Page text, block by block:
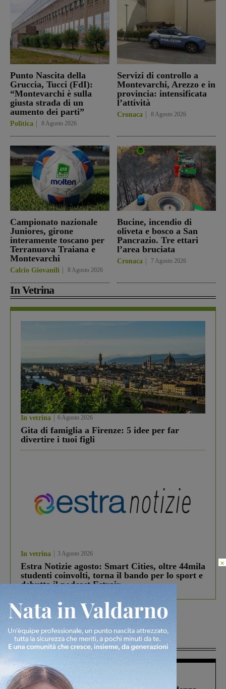
Punto Nascita della
Gruccia, Tucci (FdI):
“Montevarchi è sulla
giusta strada di un
aumento dei parti”
Politica 8 Agosto 2026
Servizi di controllo a
Montevarchi, Arezzo e in
provincia: intensificata
l’attività
Cronaca 8 Agosto 2026
Campionato nazionale
Juniores, girone
interamente toscano per
Terranuova Traiana e
Montevarchi
Calcio Giovanili 8 Agosto 2026
Bucine, incendio di
oliveta e bosco a San
Pancrazio. Tre ettari
l’area bruciata
Cronaca 7 Agosto 2026
In Vetrina
In vetrina 6 Agosto 2026
Gita di famiglia a Firenze: 5 idee per far
divertire i tuoi figli
In vetrina 3 Agosto 2026
Estra Notizie agosto: Smart Cities, oltre 44mila
studenti coinvolti, torna il bando per lo sport e
debutta il podcast Estrair
Più lette
Figline Incisa Valdarno 1 Agosto 2026
×